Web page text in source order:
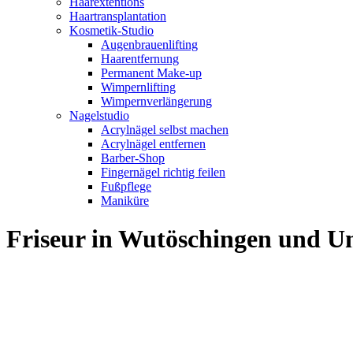
Haartransplantation
Kosmetik-Studio
Augenbrauenlifting
Haarentfernung
Permanent Make-up
Wimpernlifting
Wimpernverlängerung
Nagelstudio
Acrylnägel selbst machen
Acrylnägel entfernen
Barber-Shop
Fingernägel richtig feilen
Fußpflege
Maniküre
Friseur in Wutöschingen und